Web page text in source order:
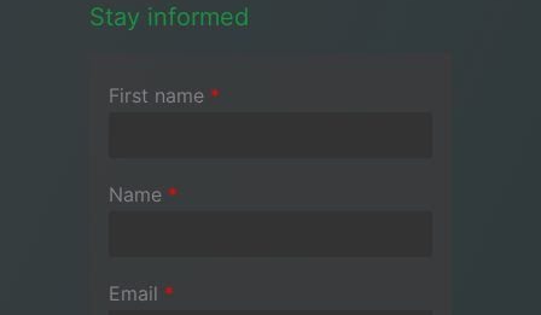
Stay informed
First name *
Name *
Email *